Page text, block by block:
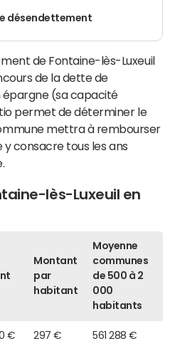
désendettement
de Fontaine-lès-Luxeuil
de la dette de
épargne (sa capacité
permet de déterminer le
mettra à rembourser
y consacre tous les ans
lès-Luxeuil en
Montant
par
habitant
Moyenne
communes
de 500 à 2
000
habitants
€ 297 € 561 288 €